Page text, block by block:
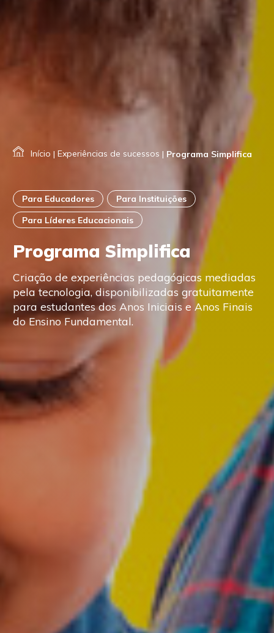
Início | Experiências de sucessos | Programa Simplifica
Para Educadores
Para Instituições
Para Líderes Educacionais
Programa Simplifica
Criação de experiências pedagógicas mediadas
pela tecnologia, disponibilizadas gratuitamente
para estudantes dos Anos Iniciais e Anos Finais
do Ensino Fundamental.